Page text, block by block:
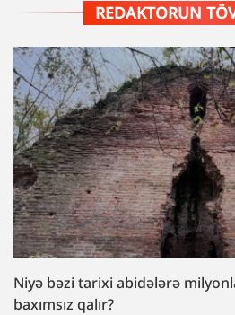
REDAKTORUN
Niyə bəzi tarixi abidələrə
baxımsız qalır?